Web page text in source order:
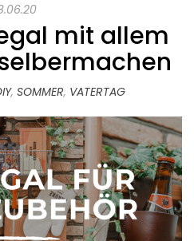
mit allem
, SOMMER, VATERTAG